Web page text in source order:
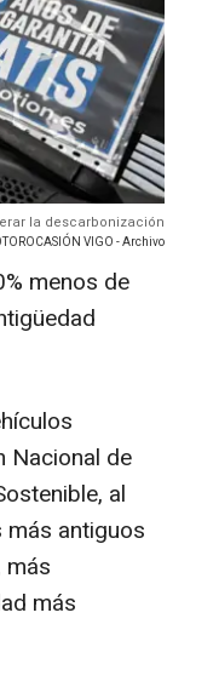
la descarbonización
VIGO - Archivo
menos de
Nacional de
al
antiguos
más